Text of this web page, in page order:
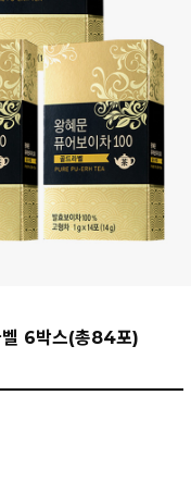
벨 6박스(총84포)